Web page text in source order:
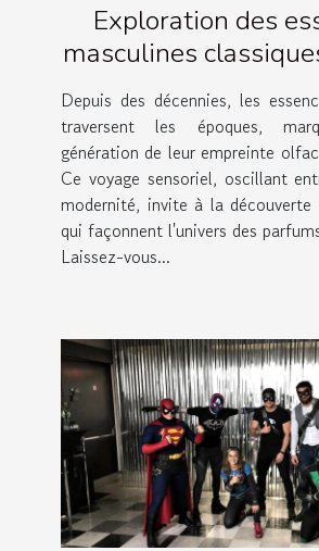
Exploration des
masculines
évolutions
Depuis des décennies, les
traversent les époques,
génération de leur empreinte
Ce voyage sensoriel, oscillant
modernité, invite à la découverte
qui façonnent l'univers des
Laissez-vous...